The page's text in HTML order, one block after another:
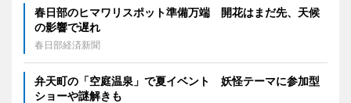
春日部のヒマワリスポット準備万端 開花はまだ先、天候
の影響で遅れ
春日部経済新聞
弁天町の「空庭温泉」で夏イベント 妖怪テーマに参加型
ショーや謎解きも